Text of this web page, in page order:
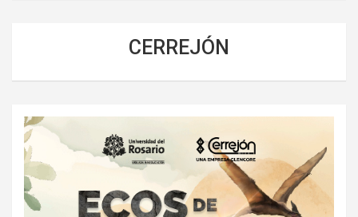
CERREJÓN